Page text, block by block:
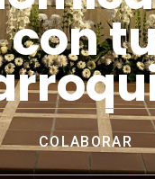
con
COLABORAR